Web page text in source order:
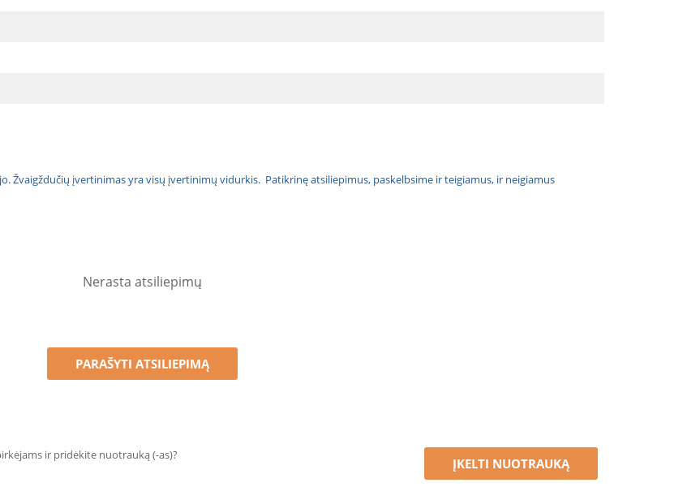
Žvaigždučių įvertinimas yra visų įvertinimų vidurkis. Patikrinę atsiliepimus, paskelbsime ir teigiamus, ir neigiamus
Nerasta atsiliepimų
PARAŠYTI ATSILIEPIMĄ
ir pridėkite nuotrauką (-as)?
ĮKELTI NUOTRAUKĄ